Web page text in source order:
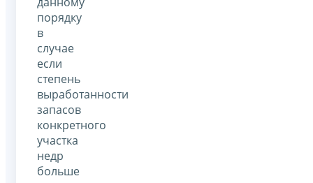
порядку
в
случае
если
степень
выработанности
запасов
конкретного
участка
недр
больше